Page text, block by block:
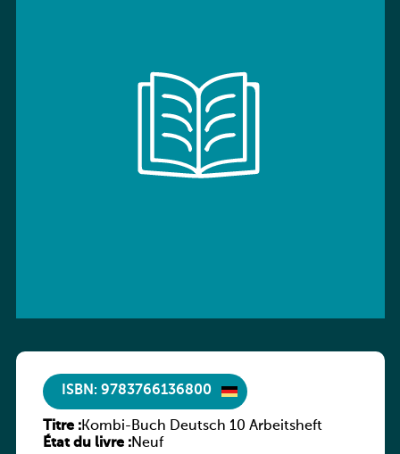
ISBN: 9783766136800
Titre :Kombi-Buch Deutsch 10 Arbeitsheft
État du livre :Neuf